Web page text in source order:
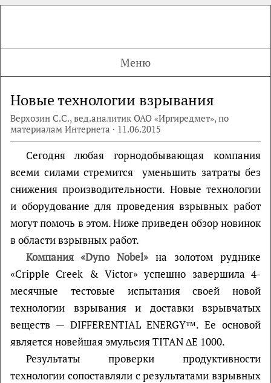
Меню
Новые технологии взрывания
Верхозин С.С., вед.аналитик ОАО «Иргиредмет», по
материалам Интернета · 11.06.2015
Сегодня любая горнодобывающая компания
всеми силами стремится уменьшить затраты без
снижения производительности. Новые технологии
и оборудование для проведения взрывных работ
могут помочь в этом. Ниже приведен обзор новинок
в области взрывных работ.
Компания «Dyno Nobel» на золотом руднике
«Cripple Creek & Victor» успешно завершила 4-
месячные тестовые испытания своей новой
технологии взрывания и доставки взрывчатых
веществ — DIFFERENTIAL ENERGY™. Ее основой
является новейшая эмульсия TITAN ∆E 1000.
Результаты проверки продуктивности
технологии сопоставляли с результатами взрывных